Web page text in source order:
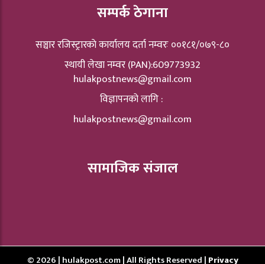
सम्पर्क ठेगाना
सञ्चार रजिस्ट्रारकाे कार्यालय दर्ता नम्वरः ००१८१/०७९-८०
स्थायी लेखा नम्वर (PAN):609773932
hulakpostnews@gmail.com
विज्ञापनको लागि :
hulakpostnews@gmail.com
सामाजिक संजाल
© 2026 | hulakpost.com | All Rights Reserved | Privacy